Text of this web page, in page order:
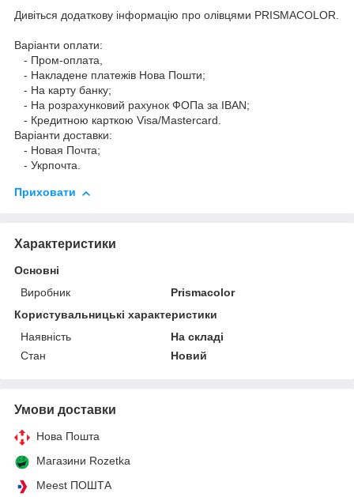
Дивіться додаткову інформацію про олівцями PRISMACOLOR.
Варіанти оплати:
- Пром-оплата,
- Накладене платежів Нова Пошти;
- На карту банку;
- На розрахунковий рахунок ФОПа за IBAN;
- Кредитною карткою Visa/Mastercard.
Варіанти доставки:
- Новая Почта;
- Укрпочта.
Приховати
Характеристики
Основні
Виробник
Prismacolor
Користувальницькі характеристики
Наявність
На складі
Стан
Новий
Умови доставки
Нова Пошта
Магазини Rozetka
Meest ПОШТА